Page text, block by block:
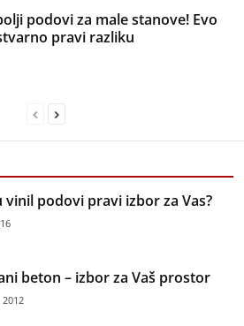
podovi za male stanove! Evo
pravi razliku
vinil podovi pravi izbor za Vas?
beton – izbor za Vaš prostor